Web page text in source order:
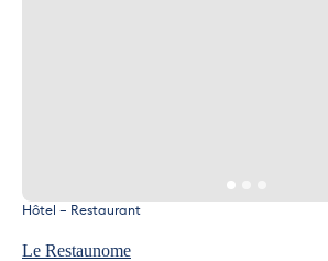
Le Restaunome
Hôtel – Restaurant